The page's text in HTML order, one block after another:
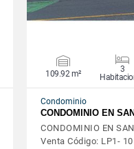
109.92 m²
3
Condominio
CONDOMINIO EN
CONDOMINIO EN
Venta Código: LP1-